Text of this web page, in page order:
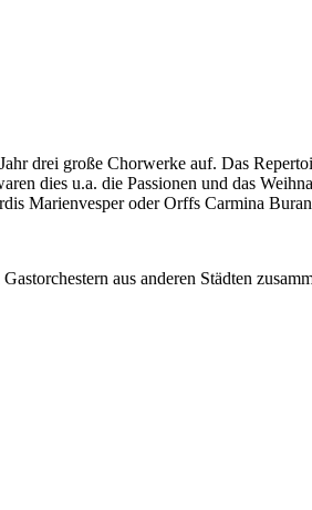
drei große Chorwerke auf. Das
dies u.a. die Passionen und das
Marienvesper oder Orffs Carmina
aus anderen Städten